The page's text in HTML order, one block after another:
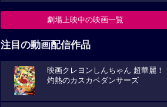
劇場上映中の映画一覧
注目の動画配信作品
映画クレヨンしんちゃん 超華麗！
灼熱のカスカベダンサーズ